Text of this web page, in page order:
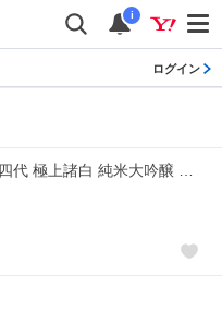
i
ログイン